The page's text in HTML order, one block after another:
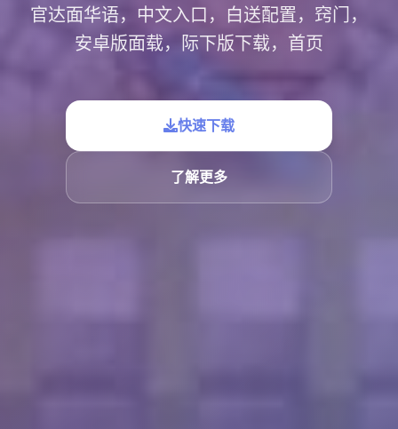
官达面华语，中文入口，白送配置，窍门，
安卓版面载，际下版下载，首页
快速下载
了解更多